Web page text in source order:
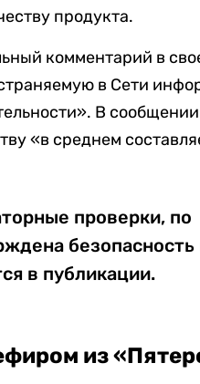
продукта.
комментарий в
в Сети
В сообщении
«в среднем
проверки, по
безопасность
в публикации.
из